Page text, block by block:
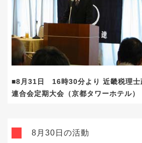
■8月31日 16時30分より 近畿税理士
連合会定期大会（京都タワーホテル）
8月30日の活動